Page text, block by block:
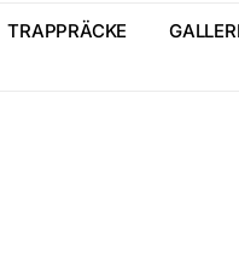
TRAPPRÄCKE
GALLERI